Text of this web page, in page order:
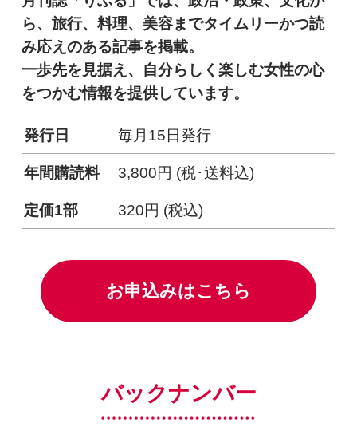
ら、旅行、料理、美容までタイムリーかつ読
み応えのある記事を掲載。
一歩先を見据え、自分らしく楽しむ女性の心
をつかむ情報を提供しています。
発行日 毎月15日発行
年間購読料 3,800円 (税･送料込)
定価1部 320円 (税込)
お申込みはこちら
別ウィンドウリンク
バックナンバー